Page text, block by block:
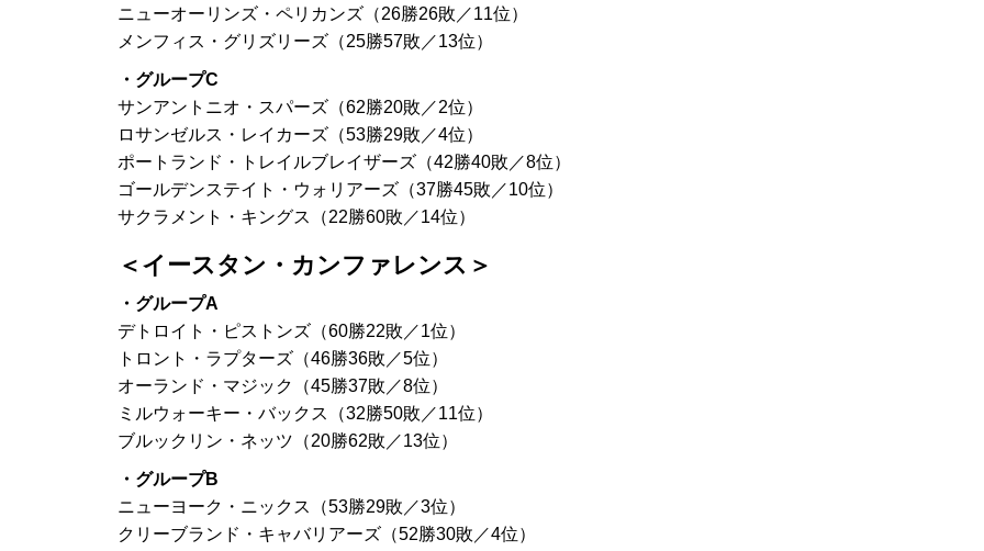
ニューオーリンズ・ペリカンズ（26勝26敗／11位）
メンフィス・グリズリーズ（25勝57敗／13位）
・グループC
サンアントニオ・スパーズ（62勝20敗／2位）
ロサンゼルス・レイカーズ（53勝29敗／4位）
ポートランド・トレイルブレイザーズ（42勝40敗／8位）
ゴールデンステイト・ウォリアーズ（37勝45敗／10位）
サクラメント・キングス（22勝60敗／14位）
＜イースタン・カンファレンス＞
・グループA
デトロイト・ピストンズ（60勝22敗／1位）
トロント・ラプターズ（46勝36敗／5位）
オーランド・マジック（45勝37敗／8位）
ミルウォーキー・バックス（32勝50敗／11位）
ブルックリン・ネッツ（20勝62敗／13位）
・グループB
ニューヨーク・ニックス（53勝29敗／3位）
クリーブランド・キャバリアーズ（52勝30敗／4位）